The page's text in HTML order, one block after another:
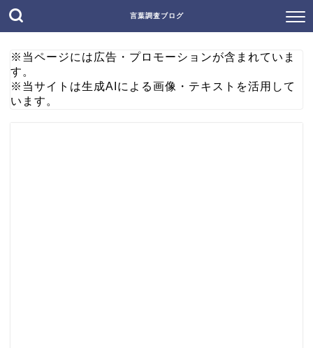
言葉調査ブログ
※当ページには広告・プロモーションが含まれていま
す。
※当サイトは生成AIによる画像・テキストを活用して
います。